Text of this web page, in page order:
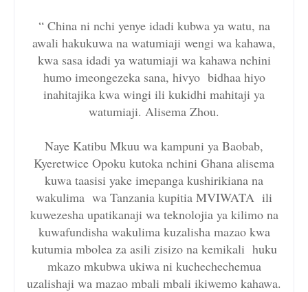
“ China ni nchi yenye idadi kubwa ya watu, na
awali hakukuwa na watumiaji wengi wa kahawa,
kwa sasa idadi ya watumiaji wa kahawa nchini
humo imeongezeka sana, hivyo bidhaa hiyo
inahitajika kwa wingi ili kukidhi mahitaji ya
watumiaji. Alisema Zhou.
Naye Katibu Mkuu wa kampuni ya Baobab,
Kyeretwice Opoku kutoka nchini Ghana alisema
kuwa taasisi yake imepanga kushirikiana na
wakulima wa Tanzania kupitia MVIWATA ili
kuwezesha upatikanaji wa teknolojia ya kilimo na
kuwafundisha wakulima kuzalisha mazao kwa
kutumia mbolea za asili zisizo na kemikali huku
mkazo mkubwa ukiwa ni kuchechechemua
uzalishaji wa mazao mbali mbali ikiwemo kahawa.